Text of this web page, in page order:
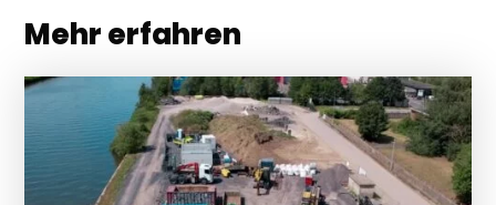
Mehr erfahren